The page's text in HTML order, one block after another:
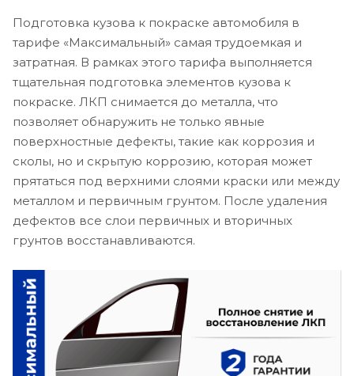
Подготовка кузова к покраске автомобиля в
тарифе «Максимальный» самая трудоемкая и
затратная. В рамках этого тарифа выполняется
тщательная подготовка элементов кузова к
покраске. ЛКП снимается до металла, что
позволяет обнаружить не только явные
поверхностные дефекты, такие как коррозия и
сколы, но и скрытую коррозию, которая может
прятаться под верхними слоями краски или между
металлом и первичным грунтом. После удаления
дефектов все слои первичных и вторичных
грунтов восстанавливаются.